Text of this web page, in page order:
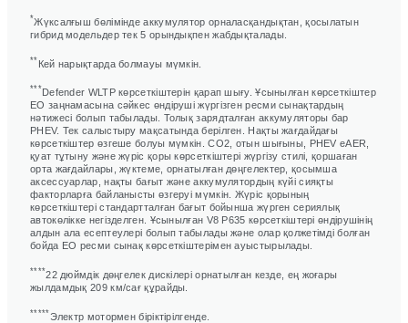
*Жүксалғыш бөлімінде аккумулятор орналасқандықтан, қосылатын
гибрид модельдер тек 5 орындықпен жабдықталады.
** Кей нарықтарда болмауы мүмкін.
***Defender WLTP көрсеткіштерін қарап шығу. Ұсынылған көрсеткіштер
ЕО заңнамасына сәйкес өндіруші жүргізген ресми сынақтардың
нәтижесі болып табылады. Толық зарядталған аккумуляторы бар
PHEV. Тек салыстыру мақсатында берілген. Нақты жағдайдағы
көрсеткіштер өзгеше болуы мүмкін. CO2, отын шығыны, PHEV eAER,
қуат тұтыну және жүріс қоры көрсеткіштері жүргізу стилі, қоршаған
орта жағдайлары, жүктеме, орнатылған дөңгелектер, қосымша
аксессуарлар, нақты бағыт және аккумулятордың күйі сияқты
факторларға байланысты өзгеруі мүмкін. Жүріс қорының
көрсеткіштері стандартталған бағыт бойынша жүрген сериялық
автокөлікке негізделген. Ұсынылған V8 P635 көрсеткіштері өндірушінің
алдын ала есептеулері болып табылады және олар қолжетімді болған
бойда ЕО ресми сынақ көрсеткіштерімен ауыстырылады.
****22 дюймдік дөңгелек дискілері орнатылған кезде, ең жоғары
жылдамдық 209 км/сағ құрайды.
***** Электр мотормен біріктірілгенде.